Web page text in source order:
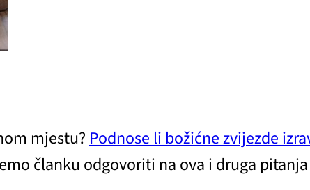
mjestu?Podnose li božićne zvijezde
članku odgovoriti na ova i druga